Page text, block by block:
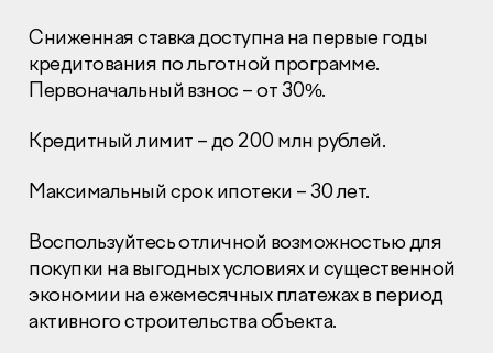
Правовая информация
Сообщить о коррупции
Глaвный oфиc
Сниженная ставка доступна на первые годы
кредитования по льготной программе.
Первоначальный взнос – от 30%.
Кредитный лимит – до 200 млн рублей.
Максимальный срок ипотеки – 30 лет.
Воспользуйтесь отличной возможностью для
покупки на выгодных условиях и существенной
экономии на ежемесячных платежах в период
активного строительства объекта.